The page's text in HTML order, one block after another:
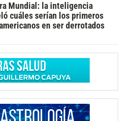
Mundial: la inteligencia
cuáles serían los primeros
en ser derrotados